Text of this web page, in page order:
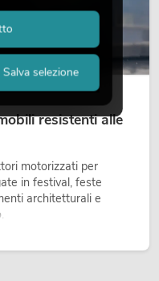
resistenti alle
motorizzati per
in festival, feste
architetturali e
Salva selezione